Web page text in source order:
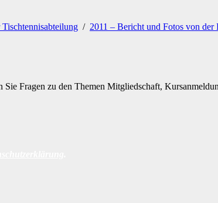
/ 2011 – Bericht und Fotos von der
Sie Fragen zu den Themen Mitgliedschaft,